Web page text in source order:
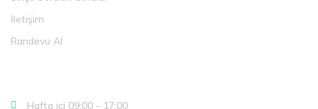
İletişim
Randevu Al
Hafta içi 09:00 - 17:00